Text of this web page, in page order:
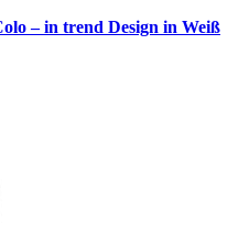
– in trend Design in Weiß